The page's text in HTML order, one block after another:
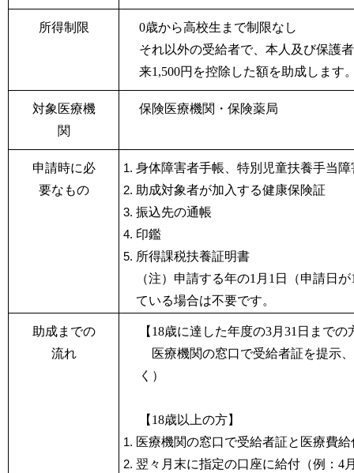
所得制限
0歳から高校生まで制限なし
それ以外の受給者で、本人及び保護
来1,500円を控除した額を助成します
対象医療機
関
保険医療機関・保険薬局
申請時に必
要なもの
身体障害者手帳、特別児童扶養手当
助成対象者が加入する健康保険証
振込先の通帳
印鑑
所得課税扶養証明書
（注）申請する年の1 月1 日（申請日が
ている場合は不要です。
助成までの
流れ
【18歳に達した年度の3月31日までの
医療機関の窓口で受給者証を提示
く）
【18歳以上の方】
医療機関の窓口で受給者証と医療費
翌々月末に指定の口座に給付（例：4